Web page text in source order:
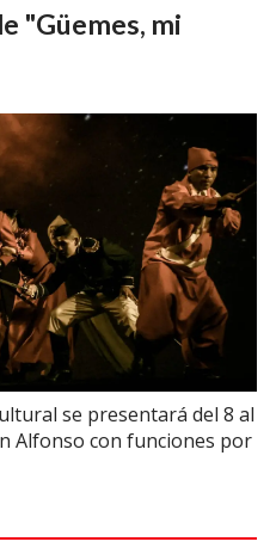
"Güemes, mi
se presentará del 8 al
Alfonso con funciones por